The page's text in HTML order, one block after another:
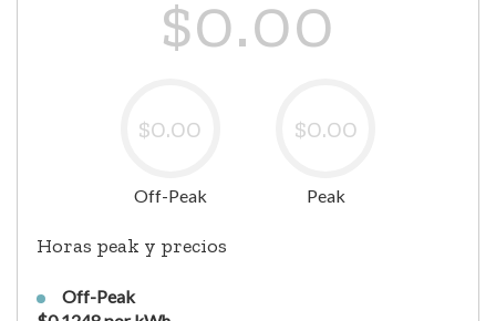
$0.00
$0.00 $0.00
Off-Peak Peak
Horas peak y precios
Off-Peak